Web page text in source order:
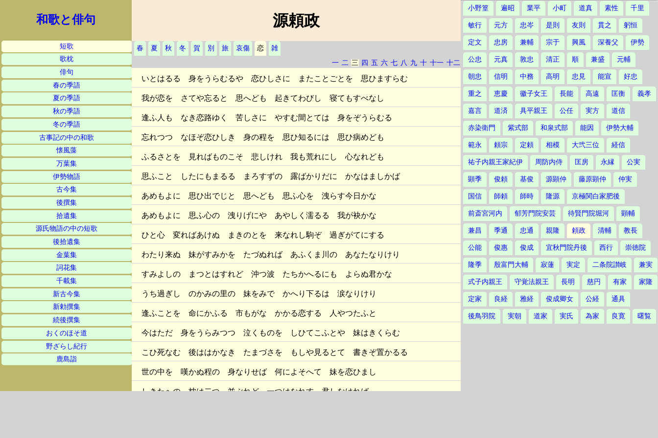
和歌と俳句
短歌
歌枕
俳句
春の季語
夏の季語
秋の季語
冬の季語
古事記の中の和歌
懐風藻
万葉集
伊勢物語
古今集
後撰集
拾遺集
源氏物語の中の短歌
後拾遺集
金葉集
詞花集
千載集
新古今集
新勅撰集
続後撰集
おくのほそ道
野ざらし紀行
鹿島詣
源頼政
春 夏 秋 冬 賀 別 旅 哀傷 恋
雑
一 二 三 四 五 六 七 八 九 十 十一 十二
いとはるる 身をうらむるや 恋ひしさに またことごとを 思ひますらむ
我が恋を さてや忘ると 思へども 起きてわびし 寝てもすべなし
逢ふ人も なき恋路ゆく 苦しさに やすむ間とては 身をぞうらむる
忘れつつ なほぞ恋ひしき 身の程を 思ひ知るには 思ひ病めども
ふるさとを 見ればものこそ 悲しけれ 我も荒れにし 心なれども
思ふこと したにもまるる まろすずの 露ばかりだに かなはましかば
あめもよに 思ひ出でじと 思へども 思ふ心を 洩らす今日かな
あめもよに 思ふ心の 洩りげにや あやしく濡るる 我が袂かな
ひと心 変ればあけぬ まきのとを 来なれし駒ぞ 過ぎがてにする
わたり来ぬ 妹がすみかを たづぬれば あふくま川の あなたなりけり
すみよしの まつとはすれど 沖つ波 たちかへるにも よらぬ君かな
うち過ぎし のかみの里の 妹をみで かへり下るは 涙なりけり
逢ふことを 命にかふる 市もがな かかる恋する 人やつたふと
今はただ 身をうらみつつ 泣くものを しひてこふとや 妹はきくらむ
こひ死なむ 後ははかなき たまづさを もしや見るとて 書きぞ置かるる
世の中を 嘆かぬ程の 身なりせば 何によそへて 妹を恋ひまし
しきたへの 枕は二つ 並ぶれど 一つはなれす 君しなければ
小野篁 遍昭 業平 小町 道真 素性 千里
敏行 元方 忠岑 是則 友則 貫之 躬恒
定文 忠房 兼輔 宗于 興風 深養父 伊勢
公忠 元真 敦忠 清正 順 兼盛 元輔
朝忠 信明 中務 高明 忠見 能宣 好忠
重之 恵慶 徽子女王 長能 高遠 匡衡 義孝
嘉言 道済 具平親王 公任 実方 道信
赤染衛門 紫式部 和泉式部 能因 伊勢大輔
範永 頼宗 定頼 相模 大弐三位 経信
祐子内親王家紀伊 周防内侍 匡房 永縁 公実
顕季 俊頼 基俊 源顕仲 藤原顕仲 仲実
国信 師頼 師時 隆源 京極関白家肥後
前斎宮河内 郁芳門院安芸 待賢門院堀河 顕輔
兼昌 季通 忠通 親隆 頼政 清輔 教長
公能 俊惠 俊成 宜秋門院丹後 西行 崇徳院
隆季 殷富門大輔 寂蓮 実定 二条院讃岐 兼実
式子内親王 守覚法親王 長明 慈円 有家 家隆
定家 良経 雅経 俊成卿女 公経 通具
後鳥羽院 実朝 道家 実氏 為家 良寛 曙覧